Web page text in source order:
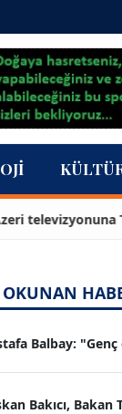
Türkiye
OKUNAN
Balbay:
Bakıcı, Bakan